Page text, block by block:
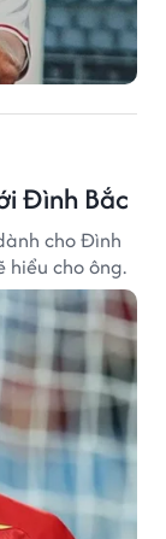
Đình Bắc
cho Đình
hiểu cho ông.